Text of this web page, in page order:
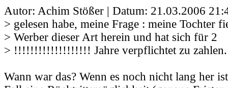
Autor: Achim Stößer | Datum: 21.03.2006
> gelesen habe, meine Frage : meine Tochter
> Werber dieser Art herein und hat sich für 2
> !!!!!!!!!!!!!!!!!!! Jahre verpflichtet zu zahlen.
Wann war das? Wenn es noch nicht lang her